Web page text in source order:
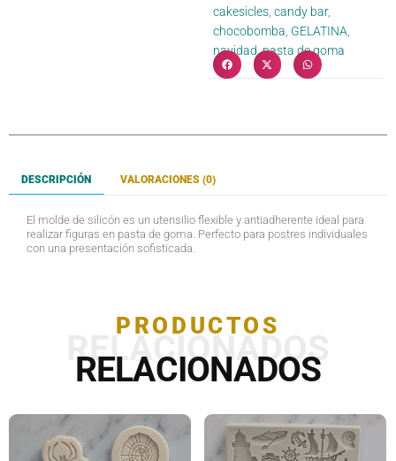
cakesicles ,candy bar,
chocobomba GELATINA
navidad,pasta de goma
DESCRIPCIÓN VALORACIONES (0)
El molde de silicón es un utensilio flexible y antiadherente ideal para
realizar figuras en pasta de goma. Perfecto para postres individuales
con una presentación sofisticada.
PRODUCTOS
RELACIONADOS
RELACIONADOS